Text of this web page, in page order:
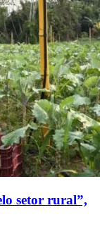
setor rural”,